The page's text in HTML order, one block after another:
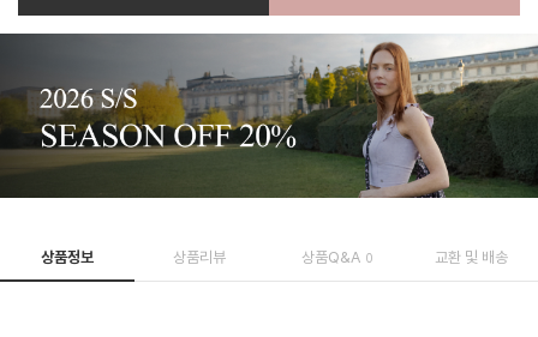
상품정보 상품리뷰 상품Q&A 0 교환 및 배송